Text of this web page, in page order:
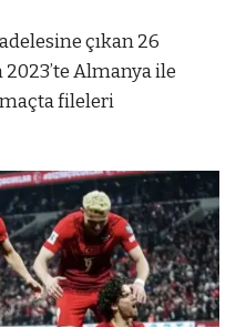
çıkan 26
2023’te Almanya ile
fileleri